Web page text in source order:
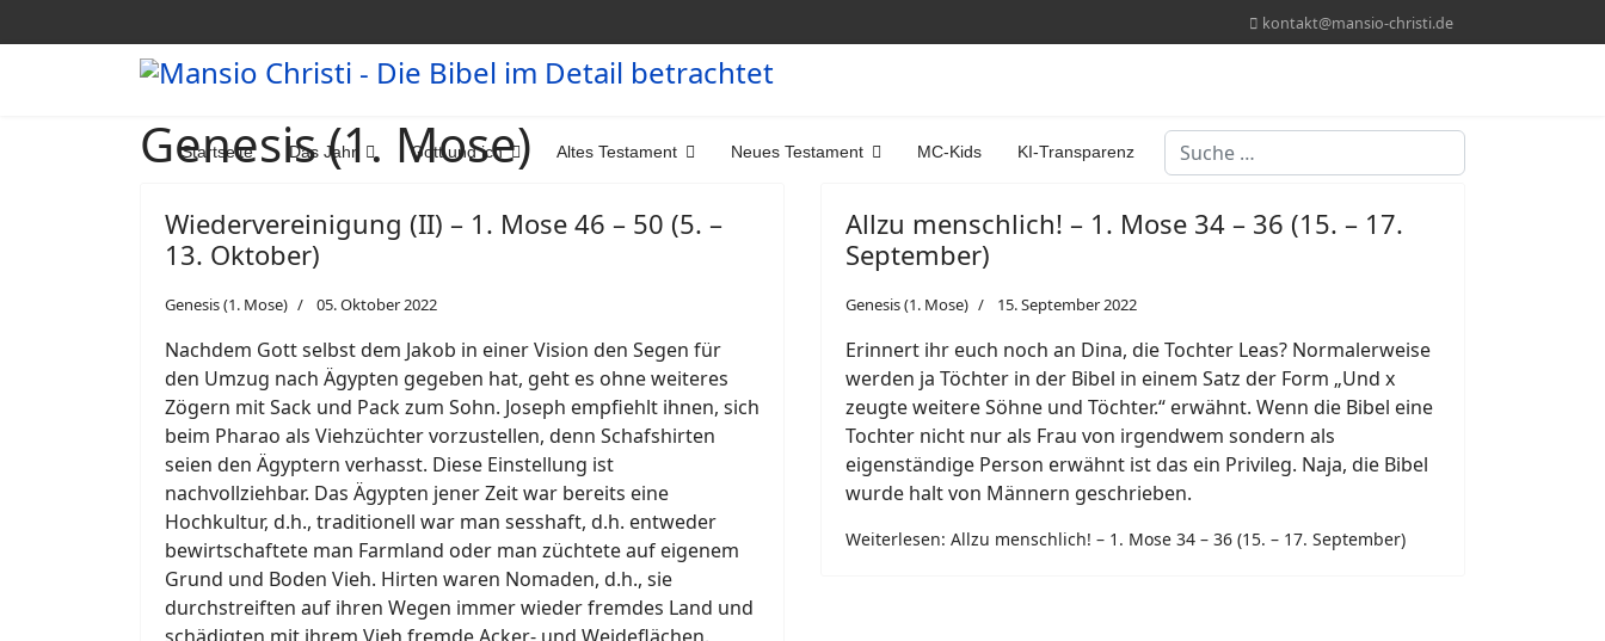
kontakt@mansio-christi.de
Startseite Das Jahr Gott und ich Altes Testament Neues Testament MC-Kids KI-Transparenz Suchen
Genesis (1. Mose)
Wiedervereinigung (II) – 1. Mose 46 – 50 (5. –
13. Oktober)
Genesis (1. Mose) 05. Oktober 2022
Nachdem Gott selbst dem Jakob in einer Vision den Segen für
den Umzug nach Ägypten gegeben hat, geht es ohne weiteres
Zögern mit Sack und Pack zum Sohn. Joseph empfiehlt ihnen, sich
beim Pharao als Viehzüchter vorzustellen, denn Schafshirten
seien den Ägyptern verhasst. Diese Einstellung ist
nachvollziehbar. Das Ägypten jener Zeit war bereits eine
Hochkultur, d.h., traditionell war man sesshaft, d.h. entweder
bewirtschaftete man Farmland oder man züchtete auf eigenem
Grund und Boden Vieh. Hirten waren Nomaden, d.h., sie
durchstreiften auf ihren Wegen immer wieder fremdes Land und
Allzu menschlich! – 1. Mose 34 – 36 (15. – 17.
September)
Genesis (1. Mose) 15. September 2022
Erinnert ihr euch noch an Dina, die Tochter Leas? Normalerweise
werden ja Töchter in der Bibel in einem Satz der Form „Und x
zeugte weitere Söhne und Töchter.“ erwähnt. Wenn die Bibel eine
Tochter nicht nur als Frau von irgendwem sondern als
eigenständige Person erwähnt ist das ein Privileg. Naja, die Bibel
wurde halt von Männern geschrieben.
Weiterlesen: Allzu menschlich! – 1. Mose 34 – 36 (15. – 17. September)